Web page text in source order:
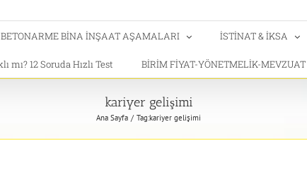
BETONARME BİNA İNŞAAT AŞAMALARI İSTİNAT & İKSA
mı? 12 Soruda Hızlı Test BİRİM FİYAT-YÖNETMELİK-
kariyer gelişimi
Ana Sayfa Tag:kariyer gelişimi